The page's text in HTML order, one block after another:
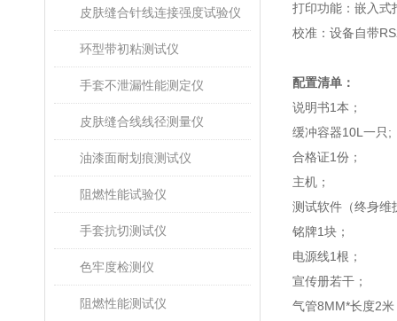
皮肤缝合针线连接强度试验仪
环型带初粘测试仪
手套不泄漏性能测定仪
皮肤缝合线线径测量仪
油漆面耐划痕测试仪
阻燃性能试验仪
手套抗切测试仪
色牢度检测仪
阻燃性能测试仪
打印功能：嵌入式
校准：设备自带
配置清单：
说明书1本；
缓冲容器10L一只;
合格证1份；
主机；
测试软件（终身维
铭牌1块；
电源线1根；
宣传册若干；
气管8MM*长度2米